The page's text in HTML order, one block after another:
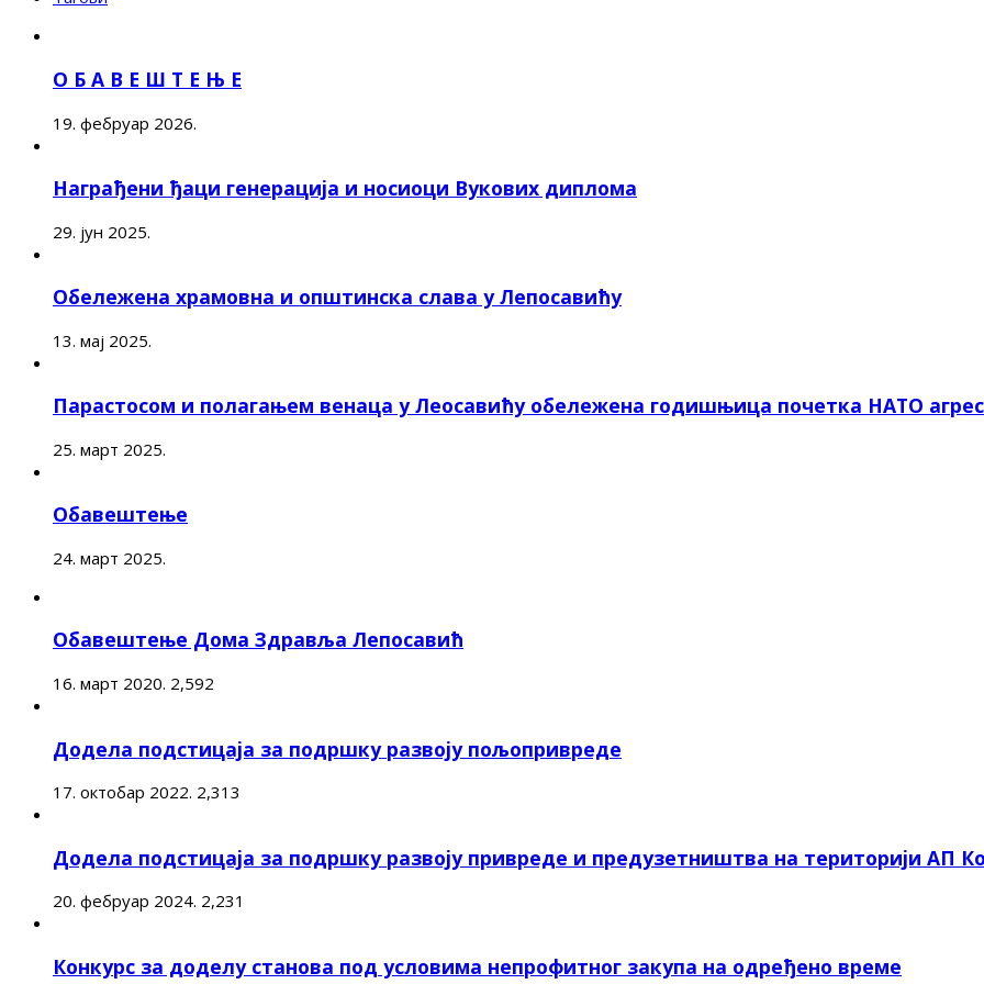
О Б А В Е Ш Т Е Њ Е
19. фебруар 2026.
Награђени ђаци генерација и носиоци Вукових диплома
29. јун 2025.
Обележена храмовна и општинска слава у Лепосавићу
13. мај 2025.
Парастосом и полагањем венаца у Леосавићу обележена годишњица почетка НАТО
25. март 2025.
Обавештење
24. март 2025.
Обавештење Дома Здравља Лепосавић
16. март 2020. 2,592
Додела подстицаја за подршку развоју пољопривреде
17. октобар 2022. 2,313
Додела подстицаја за подршку развоју привреде и предузетништва на територији АП
20. фебруар 2024. 2,231
Конкурс за доделу станова под условима непрофитног закупа на одређено време